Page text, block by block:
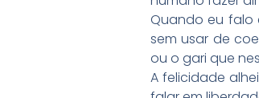
Quando eu falo
sem usar de
ou o gari que
A felicidade